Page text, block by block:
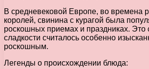
В средневековой Европе, во времена
королей, свинина с курагой была
роскошных приемах и праздниках. Это
сладкости считалось особенно
роскошным.
Легенды о происхождении блюда: